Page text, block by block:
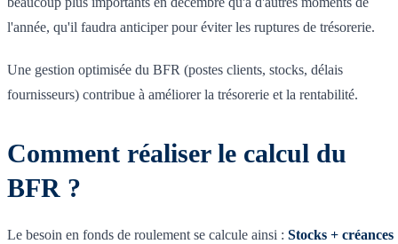
l'année, qu'il faudra anticiper pour éviter les ruptures de trésorerie.
Une gestion optimisée du BFR (postes clients, stocks, délais
fournisseurs) contribue à améliorer la trésorerie et la rentabilité.
Comment réaliser le calcul du
BFR ?
Le besoin en fonds de roulement se calcule ainsi : Stocks + créances